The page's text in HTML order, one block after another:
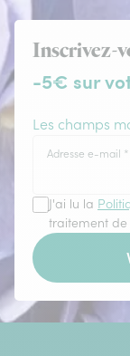
Inscrivez-
-5€ sur
Les champs
Adresse e-mail *
J'ai lu la
traitement de